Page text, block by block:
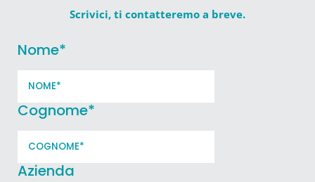
Scrivici, ti contatteremo a breve.
Nome*
Cognome*
Azienda